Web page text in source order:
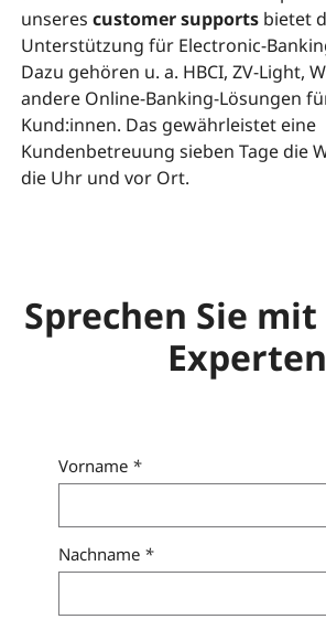
unseres customer supports bietet
Unterstützung für Electronic-
Dazu gehören u. a. HBCI, ZV-Light,
andere Online-Banking-Lösungen
Kund:innen. Das gewährleistet eine
Kundenbetreuung sieben Tage die
die Uhr und vor Ort.
Sprechen Sie
Experten
Vorname *
Nachname *